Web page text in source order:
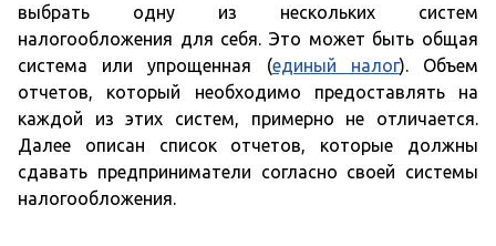
выбрать одну из нескольких систем
налогообложения для себя. Это может быть общая
система или упрощенная (единый налог). Объем
отчетов, который необходимо предоставлять на
каждой из этих систем, примерно не отличается.
Далее описан список отчетов, которые должны
сдавать предприниматели согласно своей системы
налогообложения.